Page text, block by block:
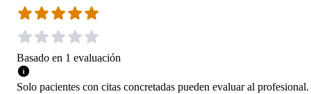
Basado en 1 evaluación
Solo pacientes con citas concretadas pueden evaluar al profesional.